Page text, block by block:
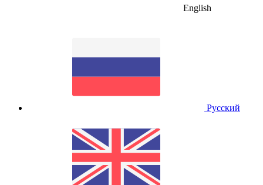
English
Русский